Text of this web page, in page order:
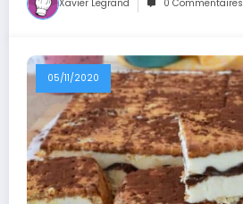
Xavier Legrand 0 Commentaires
05/11/2020